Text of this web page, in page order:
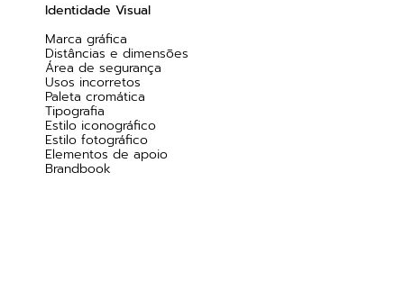
Identidade Visual
Marca gráfica
Distâncias e dimensões
Área de segurança
Usos incorretos
Paleta cromática
Tipografia
Estilo iconográfico
Estilo fotográfico
Elementos de apoio
Brandbook